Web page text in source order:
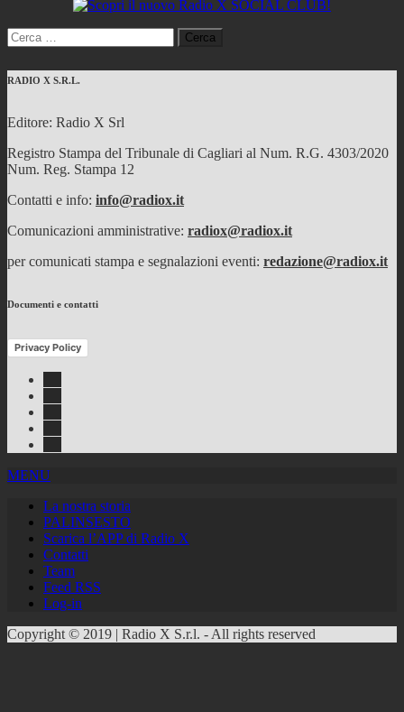
Ricerca
per:
RADIO X S.R.L.
Editore: Radio X Srl
Registro Stampa del Tribunale di Cagliari al Num. R.G. 4303/2020
Num. Reg. Stampa 12
Contatti e info: info@radiox.it
Comunicazioni amministrative: radiox@radiox.it
per comunicati stampa e segnalazioni eventi: redazione@radiox.it
Documenti e contatti
Privacy Policy
MENU
La nostra storia
PALINSESTO
Scarica l’APP di Radio X
Contatti
Team
Feed RSS
Log-in
Copyright © 2019 | Radio X S.r.l. - All rights reserved